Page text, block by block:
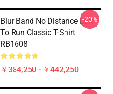
Blur Band No Distance Left
To Run Classic T-Shirt
RB1608
￥384,250 - ￥442,250
-20%